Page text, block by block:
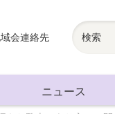
ニュース
会連絡先